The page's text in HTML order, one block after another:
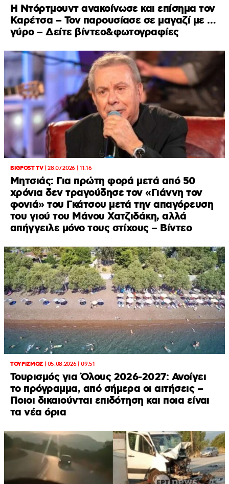
Η Ντόρτμουντ ανακοίνωσε και επίσημα τον
Καρέτσα – Τον παρουσίασε σε μαγαζί με …
γύρο – Δείτε βίντεο&φωτογραφίες
BIGPOST TV|28.07.2026 | 11:16
Μητσιάς: Για πρώτη φορά μετά από 50
χρόνια δεν τραγούδησε τον «Γιάννη τον
φονιά» του Γκάτσου μετά την απαγόρευση
του γιού του Μάνου Χατζιδάκη, αλλά
απήγγειλε μόνο τους στίχους – Βίντεο
ΤΟΥΡΙΣΜΟΣ| 05.08.2026 | 09:51
Τουρισμός για Όλους 2026-2027: Ανοίγει
το πρόγραμμα, από σήμερα οι αιτήσεις –
Ποιοι δικαιούνται επιδότηση και ποια είναι
τα νέα όρια